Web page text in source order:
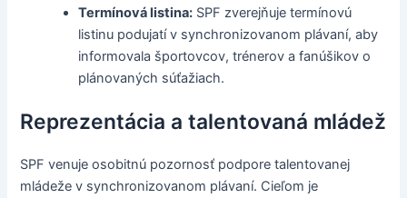
Termínová listina: SPF zverejňuje termínovú
listinu podujatí v synchronizovanom plávaní, aby
informovala športovcov, trénerov a fanúšikov o
plánovaných súťažiach.
Reprezentácia a talentovaná mládež
SPF venuje osobitnú pozornosť podpore talentovanej
mládeže v synchronizovanom plávaní. Cieľom je